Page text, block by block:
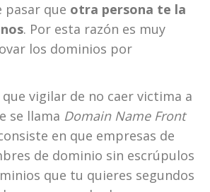
pasar que otra persona te la
. Por esta razón es muy
los dominios por
vigilar de no caer victima a
se llama Domain Name Front
en que empresas de
de dominio sin escrúpulos
que tu quieres segundos